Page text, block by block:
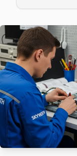
Çayırbaşı
Skyworth
Çayırbaşı
Skyworth
Cumhuriyet
Darüşşafaka
Darüşşafaka